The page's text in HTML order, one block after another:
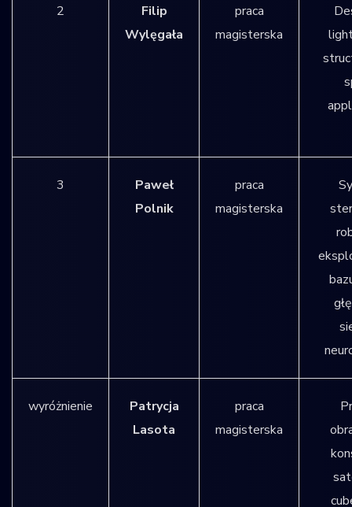
2
Filip
Wylęgała
praca
magisterska
3
Paweł
Polnik
praca
magisterska
wyróżnienie
Patrycja
Lasota
praca
magisterska